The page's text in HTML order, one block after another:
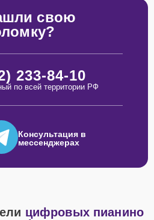
свою
233-84-10
по всей территории РФ
Консультация в
мессенджерах
цифровых пианино